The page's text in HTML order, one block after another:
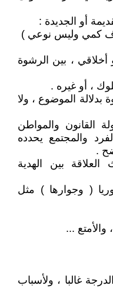
أو الجديدة :
كمي وليس نوعي )
أخلاقي ، بين الرشوة
، أو غيره .
بدلالة الموضوع ، ولا
القانون والمواطن
والمجتمع يحدده
.
بين الهدية
( وجوارها ) مثل
...
غالبا ، ولأسباب